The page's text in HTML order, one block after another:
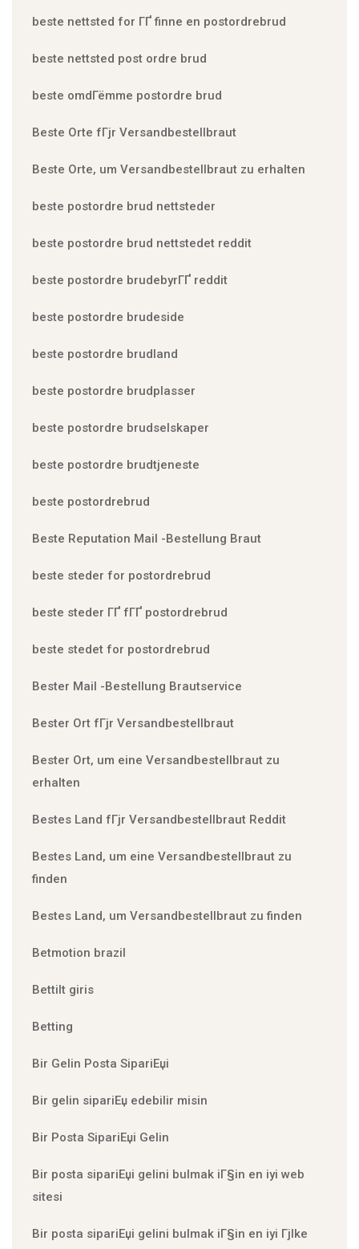
beste nettsted for ГҐ finne en postordrebrud
beste nettsted post ordre brud
beste omdГёmme postordre brud
Beste Orte fГјr Versandbestellbraut
Beste Orte, um Versandbestellbraut zu erhalten
beste postordre brud nettsteder
beste postordre brud nettstedet reddit
beste postordre brudebyrГҐ reddit
beste postordre brudeside
beste postordre brudland
beste postordre brudplasser
beste postordre brudselskaper
beste postordre brudtjeneste
beste postordrebrud
Beste Reputation Mail -Bestellung Braut
beste steder for postordrebrud
beste steder ГҐ fГҐ postordrebrud
beste stedet for postordrebrud
Bester Mail -Bestellung Brautservice
Bester Ort fГјr Versandbestellbraut
Bester Ort, um eine Versandbestellbraut zu
erhalten
Bestes Land fГјr Versandbestellbraut Reddit
Bestes Land, um eine Versandbestellbraut zu
finden
Bestes Land, um Versandbestellbraut zu finden
Betmotion brazil
Bettilt giris
Betting
Bir Gelin Posta SipariЕџi
Bir gelin sipariЕџ edebilir misin
Bir Posta SipariЕџi Gelin
Bir posta sipariЕџi gelini bulmak iГ§in en iyi web
sitesi
Bir posta sipariЕџi gelini bulmak iГ§in en iyi Гјlke